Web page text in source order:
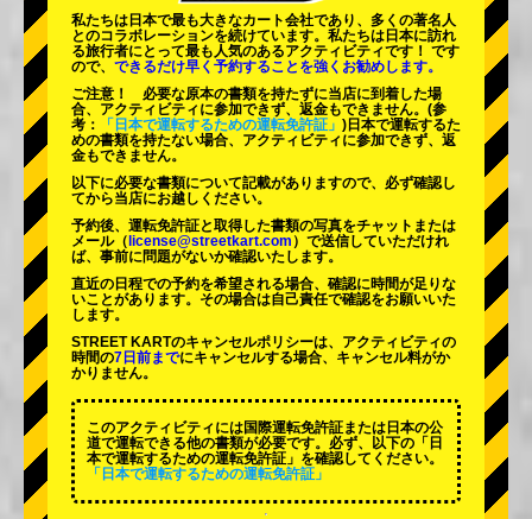
東京 渋谷アネックス 東京ベイ
東京 浅草 大阪
沖縄
私たちは日本で最も大きなカート会社であり、 多くの著名人
とのコラボレーションを続けています。私たちは日本に訪れ
る旅行者にとって最も人気のあるアクティビティです！ です
ので、 できるだけ早く予約することを強くお勧めします。
ご注意！ 必要な原本の書類を持たずに当店に到着した場
合、アクティビティに参加できず、返金もできません。 (参
考：
「日本で運転するための運転免許証」 )日本で運転するた
めの書類を持たない場合、アクティビティに参加できず、返
金もできません。
以下に必要な書類について記載がありますので、必ず確認し
てから当店にお越しください。
予約後、運転免許証と取得した書類の写真をチャットまたは
メール（ license@streetkart.com ）で送信していただけれ
ば、事前に問題がないか確認いたします。
直近の日程での予約を希望される場合、確認に時間が足りな
いことがあります。その場合は自己責任で確認をお願いいた
します。
STREET KARTのキャンセルポリシーは、アクティビティの
時間の7日前までにキャンセルする場合、キャンセル料がか
かりません。
このアクティビティには国際運転免許証または日本の公
道で運転できる他の書類が必要です。必ず、以下の「日
本で運転するための運転免許証」を確認してください。
「日本で運転するための運転免許証」